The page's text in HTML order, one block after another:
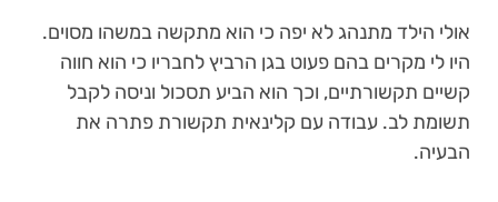
אולי הילד מתנהג לא יפה כי הוא מתקשה במשהו מסוים.
היו לי מקרים בהם פעוט בגן הרביץ לחבריו כי הוא חווה
קשיים תקשורתיים, וכך הוא הביע תסכול וניסה לקבל
תשומת לב. עבודה עם קלינאית תקשורת פתרה את
הבעיה.